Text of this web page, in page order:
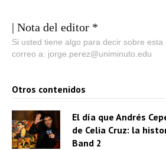
u
c
t
r
d
e
a
| Nota del editor *
Si usted tiene algo para decir sobre
correo a: jorge.perez@uniminuto.edu
Otros contenidos
El día que Andrés
de Celia Cruz: la
Band 2